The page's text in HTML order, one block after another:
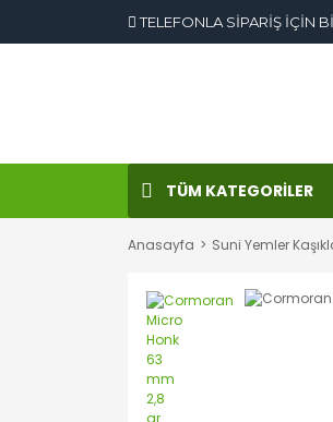
TELEFONLA SİPARİŞ İÇİN
TÜM KATEGORİLER
Anasayfa Suni Yemler